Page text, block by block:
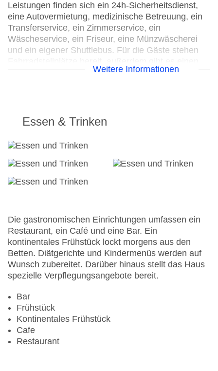
Leistungen finden sich ein 24h-Sicherheitsdienst,
eine Autovermietung, medizinische Betreuung, ein
Transferservice, ein Zimmerservice, ein
Wäscheservice, ein Friseur, eine Münzwäscherei
und ein eigener Shuttlebus. Für die Gäste stehen
Fahrradverleih. Bei Geschäftlichem hilft das
24h Rezeption
Parkplatz
Check-out bis: 11:00:00
Konferenzraum
Garten: ohne Gebühr
Letzte umfassende Renovierung: 2019
Lift
Minimarkt
Anzahl der Aufzüge: 1
Zimmerservice
Sonnenterrasse
Gesamtanzahl der Zimmer: 13
Pools:Kinderbecken, Indoor Pool, Outdoor Pool,
Sonnenschirme am Pool, Liegen am Pool
Zahlungsarten: American Express, Mastercard,
Visa
Weitere Informationen
Essen & Trinken
Die gastronomischen Einrichtungen umfassen ein
Restaurant, ein Café und eine Bar. Ein
kontinentales Frühstück lockt morgens aus den
Betten. Diätgerichte und Kindermenüs werden auf
Wunsch zubereitet. Darüber hinaus stellt das Haus
spezielle Verpflegungsangebote bereit.
Bar
Frühstück
Kontinentales Frühstück
Cafe
Restaurant